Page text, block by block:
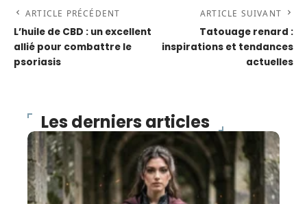
ARTICLE PRÉCÉDENT
L’huile de CBD : un excellent
allié pour combattre le
psoriasis
ARTICLE SUIVANT
Tatouage renard :
inspirations et tendances
actuelles
Les derniers articles